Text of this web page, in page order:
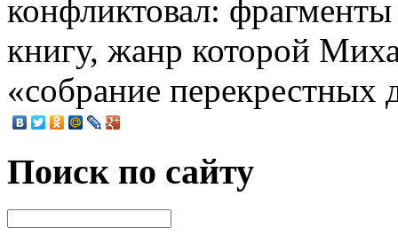
конфликтовал:
книгу, жанр которой
«собрание перекрестных
Поиск по сайту